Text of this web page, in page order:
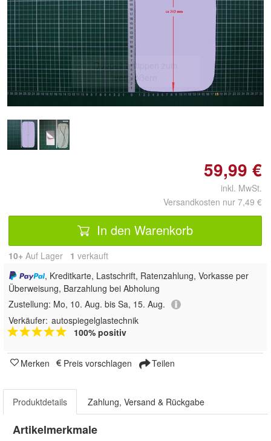
Doppelt antippen zum
vergrößern
59,99 €
inkl. MwSt.
Versandkosten nur 7,49 €
In den Warenkorb
10+ Auf Lager 1 verkauft
, Kreditkarte, Lastschrift, Ratenzahlung, Vorkasse per
Überweisung, Barzahlung bei Abholung
Zustellung: Mo, 10. Aug. bis Sa, 15. Aug.
Verkäufer: autospiegelglastechnik
100% positiv
Merken Preis vorschlagen Teilen
Produktdetails Zahlung, Versand & Rückgabe
Artikelmerkmale